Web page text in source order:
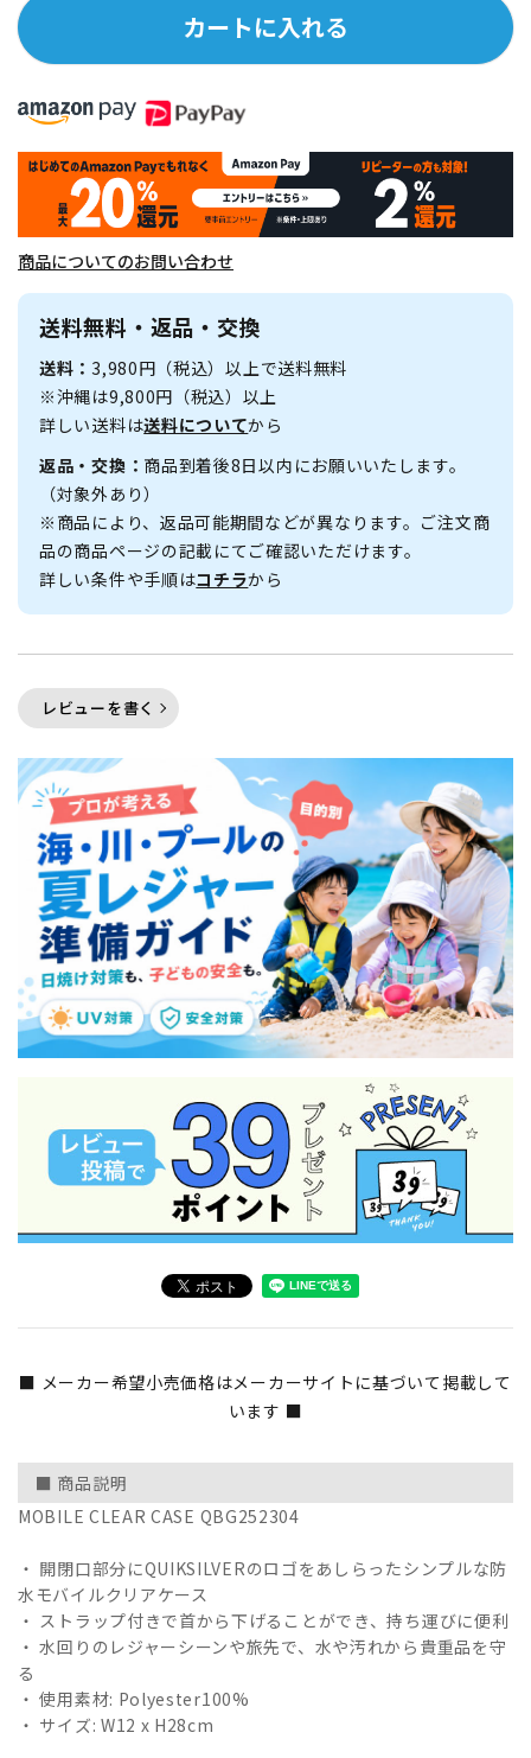
カートに入れる
商品についてのお問い合わせ
送料無料・返品・交換
送料：3,980円（税込）以上で送料無料
※沖縄は9,800円（税込）以上
詳しい送料は送料についてから
返品・交換： 商品到着後8日以内にお願いいたします。
（対象外あり）
※商品により、返品可能期間などが異なります。ご注文商
品の商品ページの記載にてご確認いただけます。
詳しい条件や手順はコチラから
レビューを書く
■ メーカー希望小売価格はメーカーサイトに基づいて掲載して
います ■
■ 商品説明
MOBILE CLEAR CASE QBG252304
・ 開閉口部分にQUIKSILVERのロゴをあしらったシンプルな防
水モバイルクリアケース
・ ストラップ付きで首から下げることができ、持ち運びに便利
・ 水回りのレジャーシーンや旅先で、水や汚れから貴重品を守
る
・ 使用素材: Polyester100%
・ サイズ: W12 x H28cm